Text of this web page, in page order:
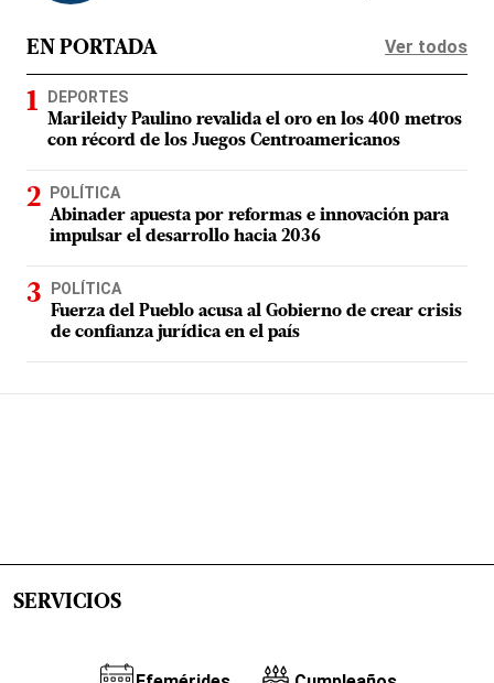
EN PORTADA Ver todos
DEPORTES
Marileidy Paulino revalida el oro en los 400 metros
con récord de los Juegos Centroamericanos
POLÍTICA
Abinader apuesta por reformas e innovación para
impulsar el desarrollo hacia 2036
POLÍTICA
Fuerza del Pueblo acusa al Gobierno de crear crisis
de confianza jurídica en el país
SERVICIOS